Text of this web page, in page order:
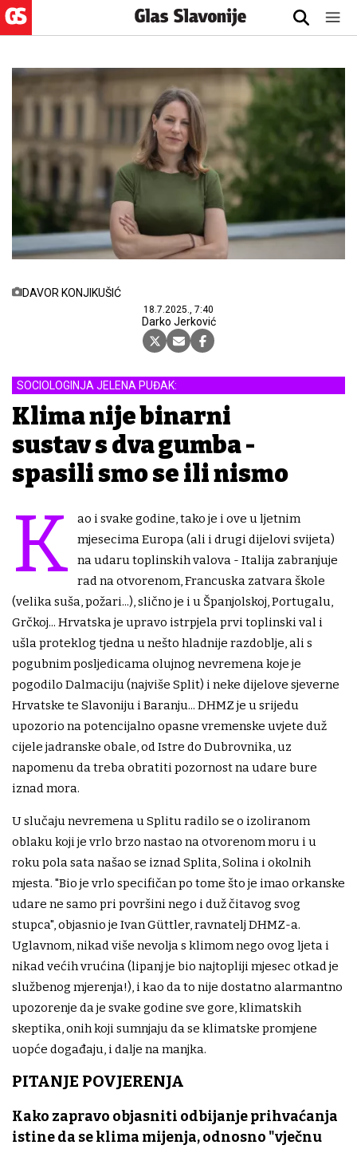
DAVOR KONJIKUŠIĆ
18.7.2025., 7:40
Darko Jerković
SOCIOLOGINJA JELENA PUĐAK:
Klima nije binarni
sustav s dva gumba -
spasili smo se ili nismo
K
ao i svake godine, tako je i ove u ljetnim
mjesecima Europa (ali i drugi dijelovi svijeta)
na udaru toplinskih valova - Italija zabranjuje
rad na otvorenom, Francuska zatvara škole
(velika suša, požari...), slično je i u Španjolskoj, Portugalu,
Grčkoj... Hrvatska je upravo istrpjela prvi toplinski val i
ušla proteklog tjedna u nešto hladnije razdoblje, ali s
pogubnim posljedicama olujnog nevremena koje je
pogodilo Dalmaciju (najviše Split) i neke dijelove sjeverne
Hrvatske te Slavoniju i Baranju... DHMZ je u srijedu
upozorio na potencijalno opasne vremenske uvjete duž
cijele jadranske obale, od Istre do Dubrovnika, uz
napomenu da treba obratiti pozornost na udare bure
iznad mora.
U slučaju nevremena u Splitu radilo se o izoliranom
oblaku koji je vrlo brzo nastao na otvorenom moru i u
roku pola sata našao se iznad Splita, Solina i okolnih
mjesta. "Bio je vrlo specifičan po tome što je imao orkanske
udare ne samo pri površini nego i duž čitavog svog
stupca", objasnio je Ivan Güttler, ravnatelj DHMZ-a.
Uglavnom, nikad više nevolja s klimom nego ovog ljeta i
nikad većih vrućina (lipanj je bio najtopliji mjesec otkad je
službenog mjerenja!), i kao da to nije dostatno alarmantno
upozorenje da je svake godine sve gore, klimatskih
skeptika, onih koji sumnjaju da se klimatske promjene
uopće događaju, i dalje na manjka.
PITANJE POVJERENJA
Kako zapravo objasniti odbijanje prihvaćanja
istine da se klima mijenja, odnosno "vječnu